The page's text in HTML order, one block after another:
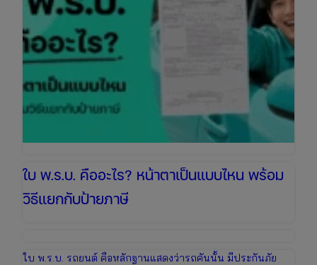
ข้อมูล
เพื่อ
เตรียม
ให้
ใบ พ.ร.บ. คืออะไร? หน้าตาเป็นแบบไหน พร้อม
วิธีแยกกับป้ายภาษี
ใบ พ.ร.บ. รถยนต์ คือหลักฐานแสดงว่ารถคันนั้น มีประกันภัย